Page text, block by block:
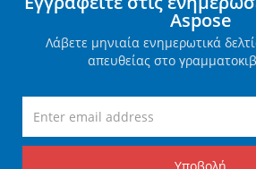
Aspose
Λάβετε μηνιαία ενημερωτικά
απευθείας στο
Υποβολή